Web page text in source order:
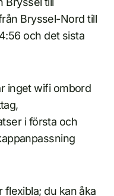
Bryssel-Nord till
och det sista
inget wifi ombord
i första och
flexibla; du kan åka